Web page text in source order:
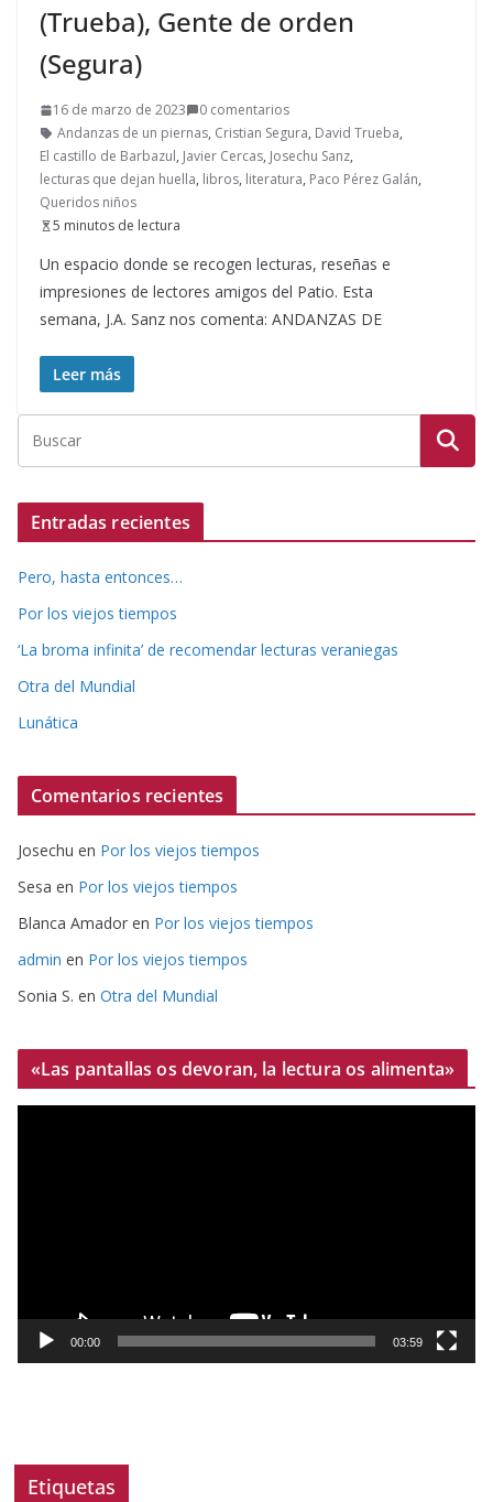
(Trueba), Gente de orden
(Segura)
16 de marzo de 2023
0 comentarios
Andanzas de un piernas, Cristian Segura, David Trueba,
El castillo de Barbazul, Javier Cercas, Josechu Sanz,
lecturas que dejan huella, libros, literatura, Paco Pérez Galán,
Queridos niños
5 minutos de lectura
Un espacio donde se recogen lecturas, reseñas e
impresiones de lectores amigos del Patio. Esta
semana, J.A. Sanz nos comenta: ANDANZAS DE
Leer más
Entradas recientes
Pero, hasta entonces…
Por los viejos tiempos
‘La broma infinita’ de recomendar lecturas veraniegas
Otra del Mundial
Lunática
Comentarios recientes
Josechu en Por los viejos tiempos
Sesa en Por los viejos tiempos
Blanca Amador en Por los viejos tiempos
admin en Por los viejos tiempos
Sonia S. en Otra del Mundial
«Las pantallas os devoran, la lectura os alimenta»
o
00:00 03:59
Etiquetas